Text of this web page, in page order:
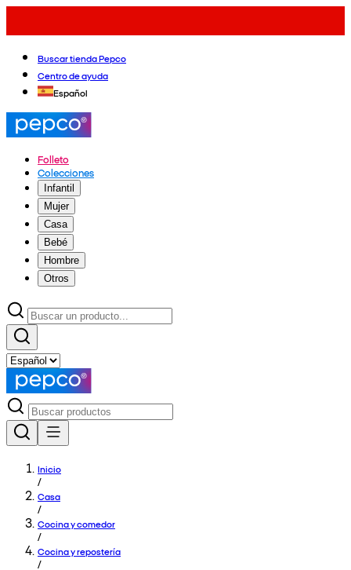
Buscar tienda Pepco
Centro de ayuda
Español
Folleto
Colecciones
Infantil
Mujer
Casa
Bebé
Hombre
Otros
Inicio
/
Casa
/
Cocina y comedor
/
Cocina y repostería
/